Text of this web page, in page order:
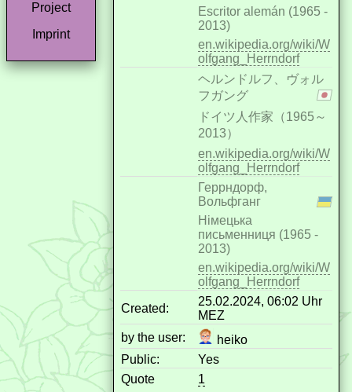
Project
Imprint
Escritor alemán (1965 -
2013)
en.wikipedia.org/wiki/W
olfgang_Herrndorf
ヘルンドルフ、ヴォル
フガング
ドイツ人作家（1965～
2013）
en.wikipedia.org/wiki/W
olfgang_Herrndorf
Геррндорф,
Вольфганг
Німецька
письменниця (1965 -
2013)
en.wikipedia.org/wiki/W
olfgang_Herrndorf
Created:
25.02.2024, 06:02 Uhr
MEZ
by the user:
heiko
Public:
Yes
Quote
1